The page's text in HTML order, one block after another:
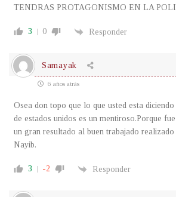
TENDRAS PROTAGONISMO EN LA
3 0 Responder
Samayak
6 años atrás
Osea don topo que lo que usted esta
de estados unidos es un mentiroso.Porque
un gran resultado al buen trabajado
Nayib.
3 -2 Responder